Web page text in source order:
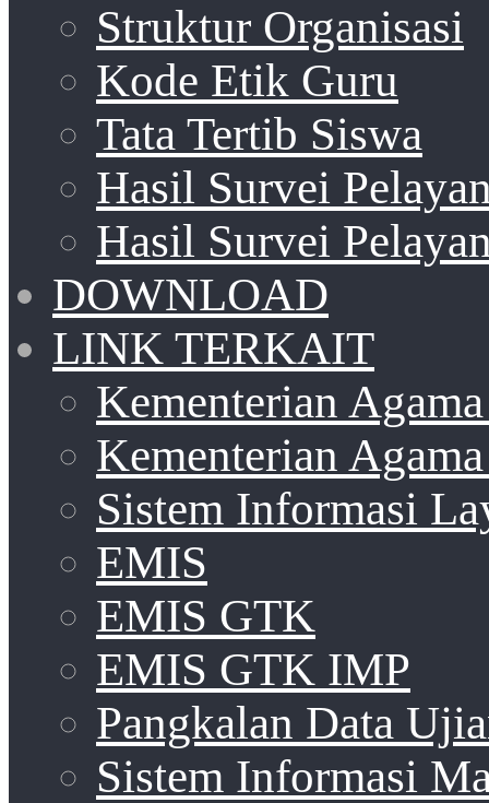
Struktur Organisasi
Kode Etik Guru
Tata Tertib Siswa
Hasil Survei
Hasil Survei
DOWNLOAD
LINK TERKAIT
Kementerian
Kementerian
Sistem Informasi
EMIS
EMIS GTK
EMIS GTK IMP
Pangkalan Data
Sistem Informasi